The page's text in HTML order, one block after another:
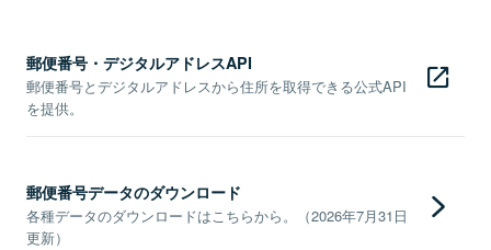
郵便番号・デジタルアドレスAPI
郵便番号とデジタルアドレスから住所を取得できる公式API
を提供。
郵便番号データのダウンロード
各種データのダウンロードはこちらから。（2026年7月31日
更新）